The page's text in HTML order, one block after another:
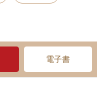
電子書